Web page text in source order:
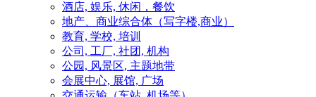
酒店, 娱乐, 休闲，餐饮
地产、商业综合体（写字楼,商业）
教育, 学校, 培训
公司, 工厂, 社团, 机构
公园, 风景区, 主题地带
会展中心, 展馆, 广场